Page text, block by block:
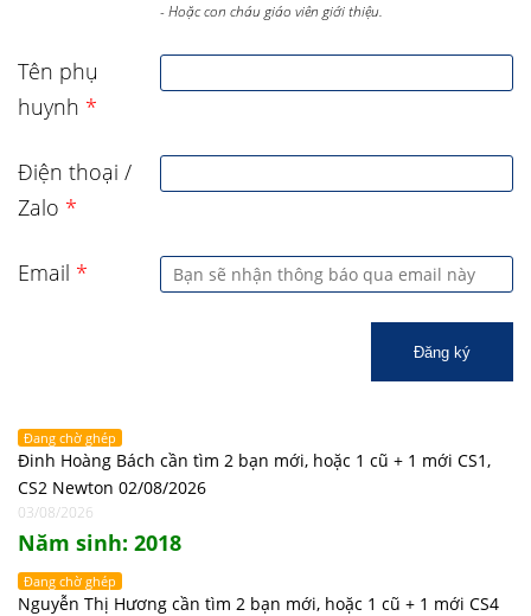
- Hoặc con cháu giáo viên giới thiệu.
Tên phụ
huynh *
Điện thoại /
Zalo *
Email *
Đăng ký
Đang chờ ghép
Đinh Hoàng Bách cần tìm 2 bạn mới, hoặc 1 cũ + 1 mới CS1,
CS2 Newton 02/08/2026
03/08/2026
Năm sinh: 2018
Đang chờ ghép
Nguyễn Thị Hương cần tìm 2 bạn mới, hoặc 1 cũ + 1 mới CS4